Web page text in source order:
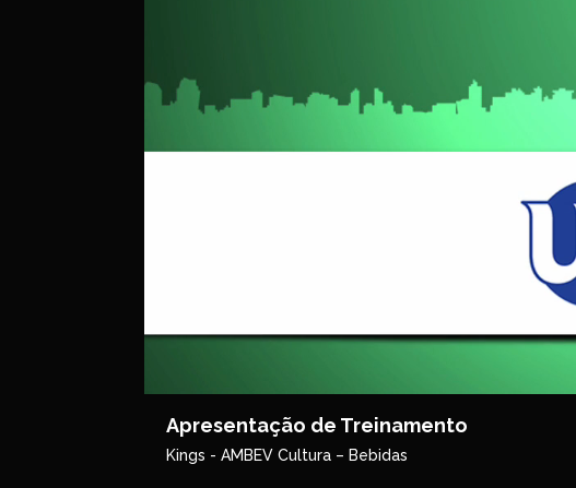
Apresentação de Treinamento
Kings - AMBEV Cultura – Bebidas